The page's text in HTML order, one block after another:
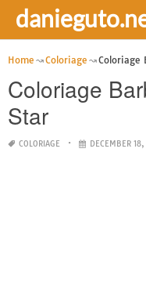
Home Coloriage Coloriage
Coloriage
Star
COLORIAGE DECEMBER